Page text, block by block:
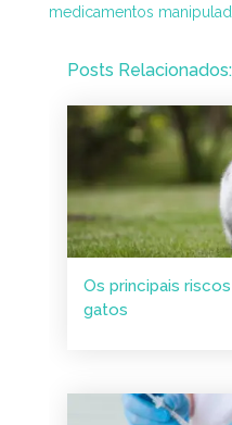
medicamentos
Posts Relacionados:
Os principais
gatos